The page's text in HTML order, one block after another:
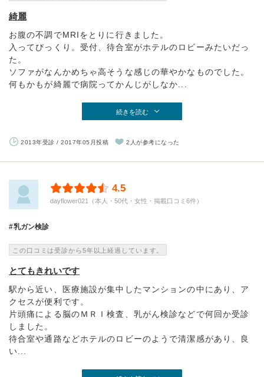
綺麗
お腹の不調でMRIをとりに行きました。
入ってびっくり。受付、待合室がホテルのロビーみたいだっ
た。
ソファがなんかめちゃ高そうな感じの華やかなものでした。
何もかもが綺麗で病院ってかんじがしなか...
続きを読む
2013年受診 / 2017年05月投稿 2人が参考になった
4.5
dayflower021（本人・50代・女性・掲載口コミ6件）
乳ガン検診
この口コミは受診から5年以上経過しています。
とてもきれいです
駅から近い、医療施設が集中したマンションの中にあり、ア
クセスが便利です。
片頭痛による脳のＭＲＩ検査、乳がん検診などで何回か受診
しました。
待合室や通路などホテルのロビーのようで清潔感があり、良
い...